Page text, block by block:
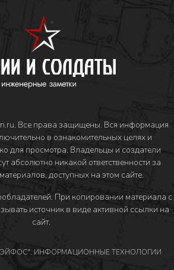
Все права защищены. Вся информация
в ознакомительных целях и
для просмотра. Владельцы и создатели
абсолютно никакой ответственности за
доступных на этом сайте.
. При копировании материала с
источник в виде активной ссылки на
сайт.
ИНФОРМАЦИОННЫЕ ТЕХНОЛОГИИ